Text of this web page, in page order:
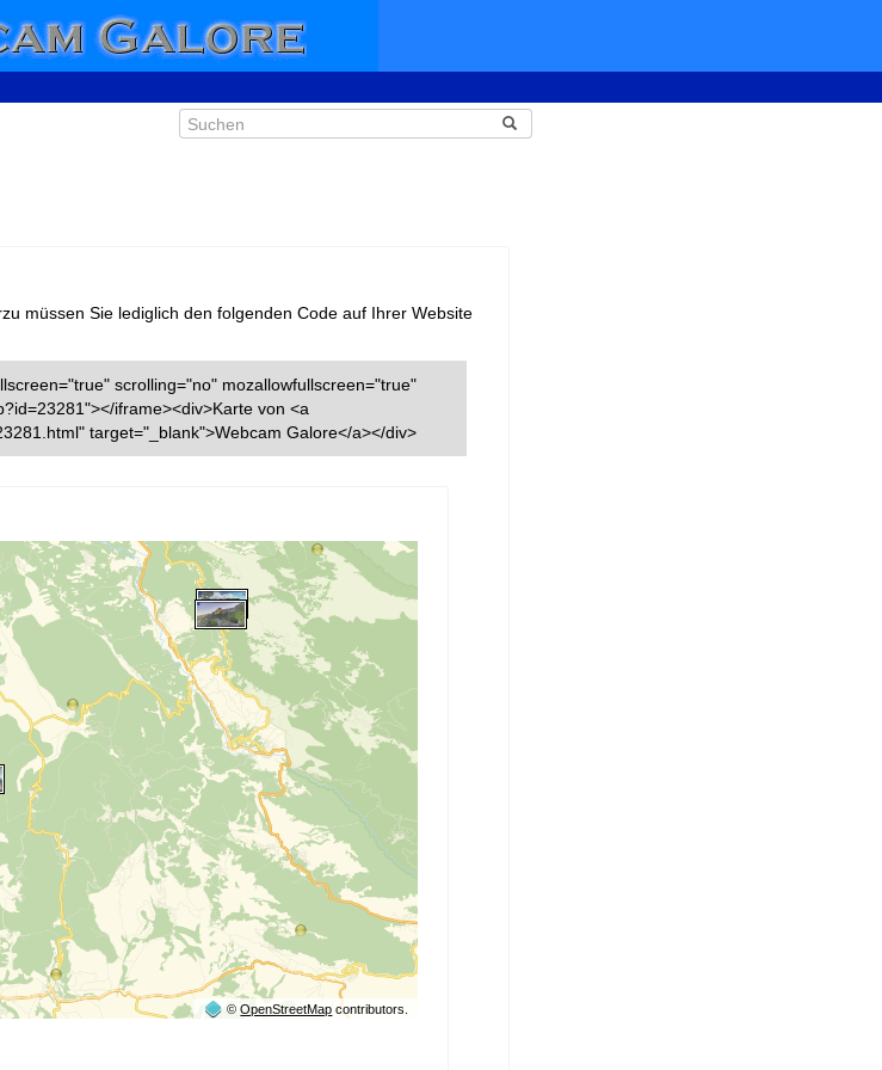
müssen Sie lediglich den folgenden Code auf Ihrer Website
scrolling="no" mozallowfullscreen="true"
iframe><div>Karte von <a
target="_blank">Webcam Galore</a></div>